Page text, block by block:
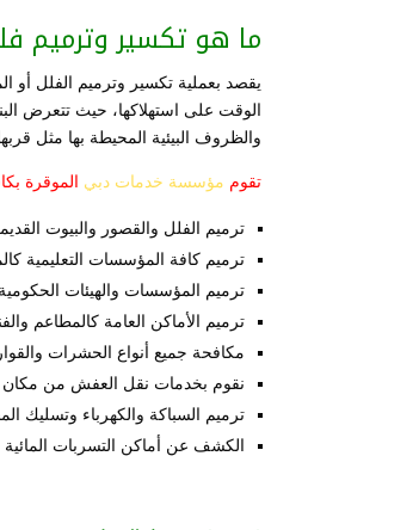
ما هو تكسير وترميم
يقصد بعملية تكسير وترميم الفلل أو
الوقت على استهلاكها، حيث تتعرض
والظروف البيئية المحيطة بها مثل
تقوم مؤسسة خدمات دبي الموقرة
ترميم الفلل والقصور والبيوت
ترميم كافة المؤسسات التعليمية
ترميم المؤسسات والهيئات
ترميم الأماكن العامة كالمطاعم
مكافحة جميع أنواع الحشرات
نقوم بخدمات نقل العفش من مكان
ترميم السباكة والكهرباء وتسليك
الكشف عن أماكن التسربات المائية